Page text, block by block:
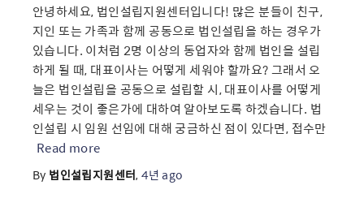
안녕하세요, 법인설립지원센터입니다! 많은 분들이 친구,
지인 또는 가족과 함께 공동으로 법인설립을 하는 경우가
있습니다. 이처럼 2명 이상의 동업자와 함께 법인을 설립
하게 될 때, 대표이사는 어떻게 세워야 할까요? 그래서 오
늘은 법인설립을 공동으로 설립할 시, 대표이사를 어떻게
세우는 것이 좋은가에 대하여 알아보도록 하겠습니다. 법
인설립 시 임원 선임에 대해 궁금하신 점이 있다면, 접수만
Read more
By 법인설립지원센터,4년 ago